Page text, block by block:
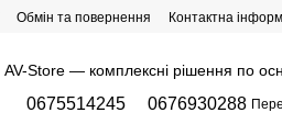
Обмін та повернення Контактна
AV-Store — комплексні рішення по
0675514245 0676930288